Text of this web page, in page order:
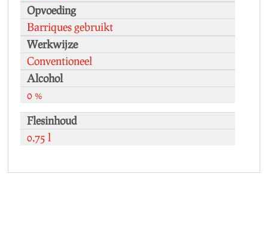
Opvoeding
Barriques gebruikt
Werkwijze
Conventioneel
Alcohol
0 %
Flesinhoud
0,75 l